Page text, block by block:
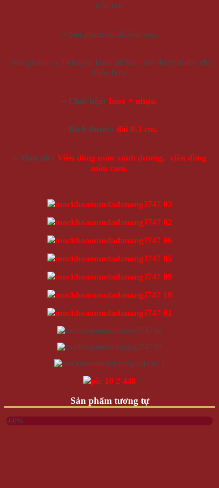
trên tay.
– Sản phẩm có độ bền cao.
– Sản phẩm có 3 khuyên khóa để bạn treo được nhiều chìa
khóa hơn.
– Chất liệu: Inox + nhựa.
– Kích thước: dài 8.3 cm.
– Màu sắc: Viền đồng màu xanh dương, viền đồng
màu cam.
Sản phẩm tương tự
-60%